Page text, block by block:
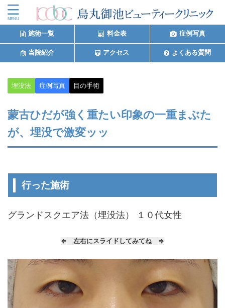
施術一覧 料金表 症例写真
当院紹介 アクセス よくある質問
埋没法 症例写真 目の手術
蒙古ひだが強く重たい印象の一重まぶた
が、埋没で激変ッッ
行った施術
グランドスクエア法（埋没法） １０代女性
⇐ 左右にスライドしてみてね ⇒